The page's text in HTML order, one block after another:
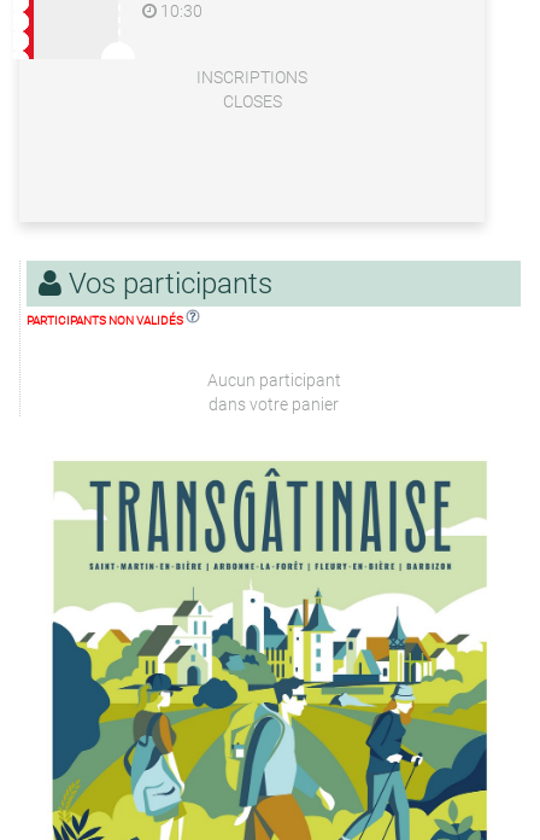
10:30
INSCRIPTIONS
CLOSES
Vos participants
PARTICIPANTS NON VALIDÉS
Aucun participant
dans votre panier